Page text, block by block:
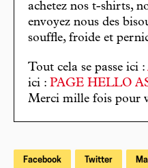
achetez nos t-shirts,
envoyez nous des
souffle, froide et
Tout cela se passe ici :
ici : PAGE HELLO
Merci mille fois pour
Facebook Twitter